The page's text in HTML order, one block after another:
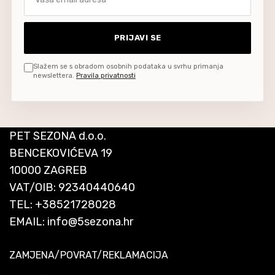
PRIJAVI SE
Slažem se s obradom osobnih podataka u svrhu primanja
newslettera. Pravila privatnosti
PET SEZONA d.o.o.
BENCEKOVIĆEVA 19
10000 ZAGREB
VAT/OIB: 92340440640
TEL: +38521728028
EMAIL: info@5sezona.hr
ZAMJENA/POVRAT/REKLAMACIJA